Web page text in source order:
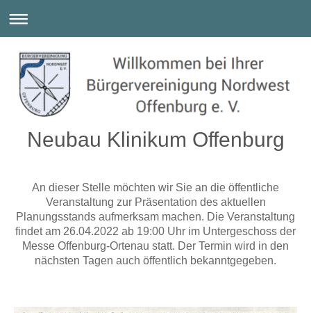
Neubau Klinikum Offenburg
An dieser Stelle möchten wir Sie an die öffentliche
Veranstaltung zur Präsentation des aktuellen
Planungsstands aufmerksam machen. Die Veranstaltung
findet am 26.04.2022 ab 19:00 Uhr im Untergeschoss der
Messe Offenburg-Ortenau statt. Der Termin wird in den
nächsten Tagen auch öffentlich bekanntgegeben.